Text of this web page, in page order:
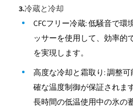
3.冷蔵と冷却
CFCフリー冷蔵: 低騒音で環
ッサーを使用して、効率的
を実現します。
高度な冷却と霜取り: 調整
確な温度制御が保証されま
長時間の低温使用中の氷の